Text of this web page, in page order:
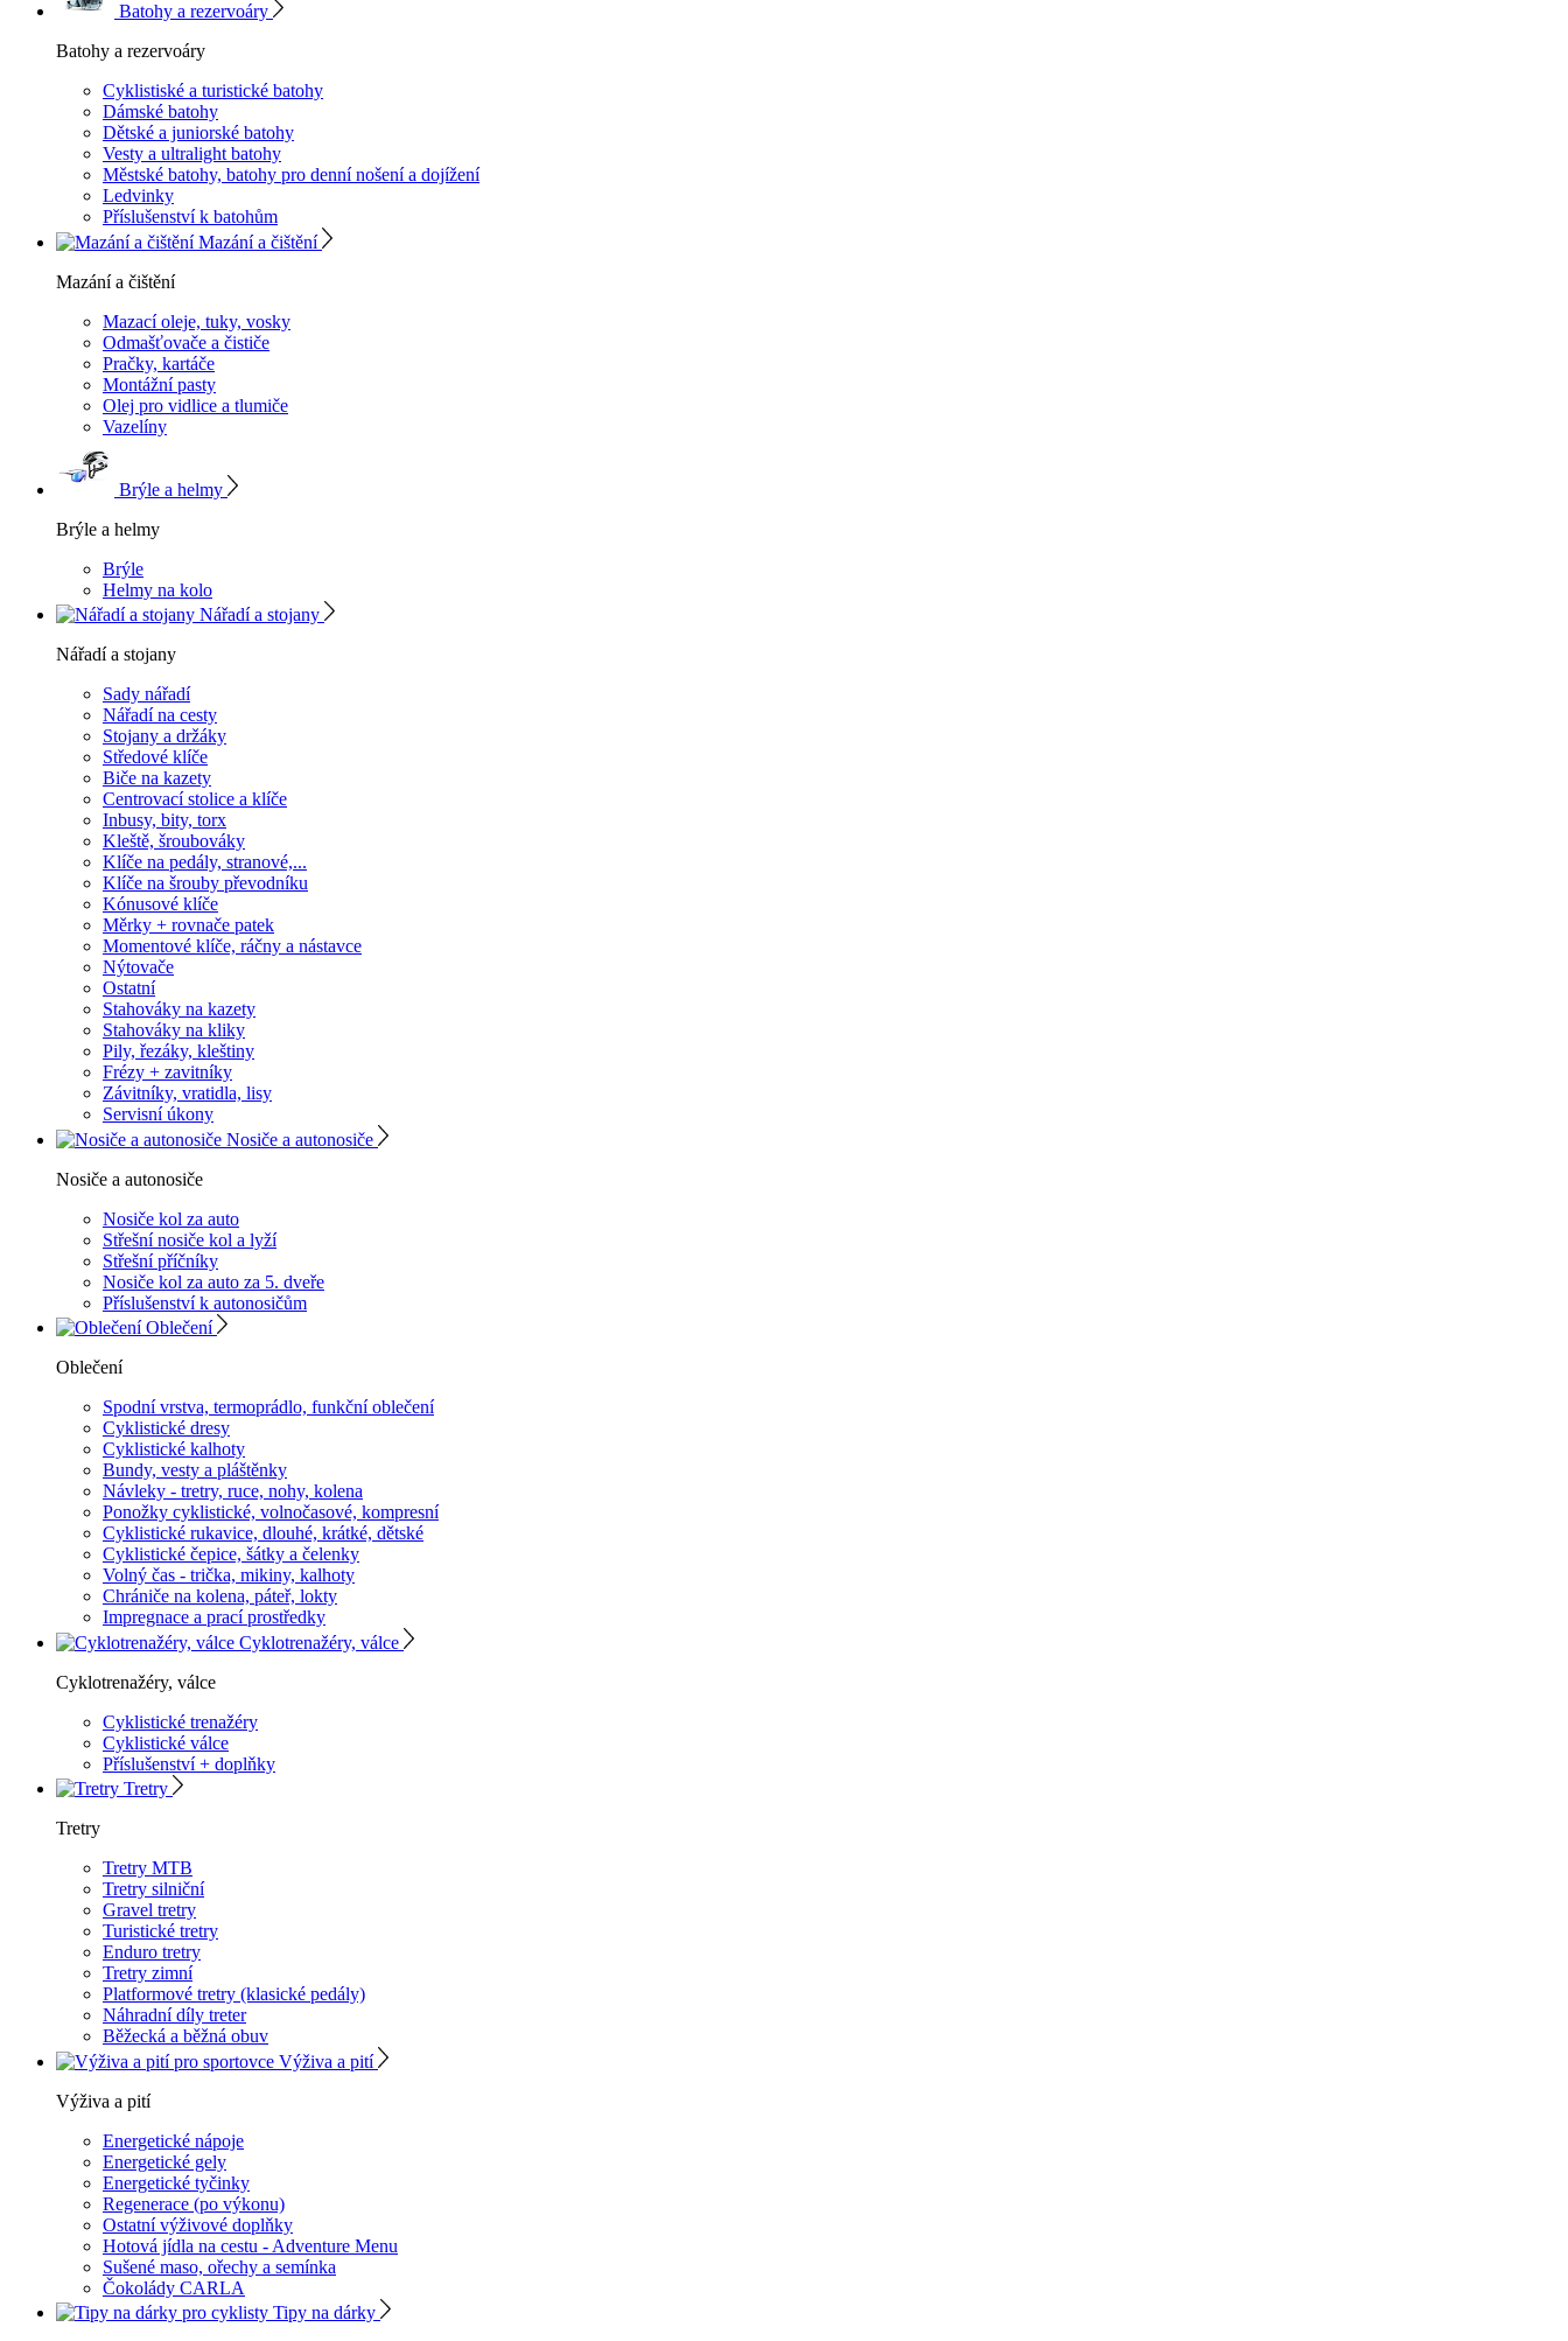
Batohy a rezervoáry
Batohy a rezervoáry
Cyklistiské a turistické batohy
Dámské batohy
Dětské a juniorské batohy
Vesty a ultralight batohy
Městské batohy, batohy pro denní nošení a dojížení
Ledvinky
Příslušenství k batohům
Mazání a čištění
Mazání a čištění
Mazací oleje, tuky, vosky
Odmašťovače a čističe
Pračky, kartáče
Montážní pasty
Olej pro vidlice a tlumiče
Vazelíny
Brýle a helmy
Brýle a helmy
Brýle
Helmy na kolo
Nářadí a stojany
Nářadí a stojany
Sady nářadí
Nářadí na cesty
Stojany a držáky
Středové klíče
Biče na kazety
Centrovací stolice a klíče
Inbusy, bity, torx
Kleště, šroubováky
Klíče na pedály, stranové,...
Klíče na šrouby převodníku
Kónusové klíče
Měrky + rovnače patek
Momentové klíče, ráčny a nástavce
Nýtovače
Ostatní
Stahováky na kazety
Stahováky na kliky
Pily, řezáky, kleštiny
Frézy + zavitníky
Závitníky, vratidla, lisy
Servisní úkony
Nosiče a autonosiče
Nosiče a autonosiče
Nosiče kol za auto
Střešní nosiče kol a lyží
Střešní příčníky
Nosiče kol za auto za 5. dveře
Příslušenství k autonosičům
Oblečení
Oblečení
Spodní vrstva, termoprádlo, funkční oblečení
Cyklistické dresy
Cyklistické kalhoty
Bundy, vesty a pláštěnky
Návleky - tretry, ruce, nohy, kolena
Ponožky cyklistické, volnočasové, kompresní
Cyklistické rukavice, dlouhé, krátké, dětské
Cyklistické čepice, šátky a čelenky
Volný čas - trička, mikiny, kalhoty
Chrániče na kolena, páteř, lokty
Impregnace a prací prostředky
Cyklotrenažéry, válce
Cyklotrenažéry, válce
Cyklistické trenažéry
Cyklistické válce
Příslušenství + doplňky
Tretry
Tretry
Tretry MTB
Tretry silniční
Gravel tretry
Turistické tretry
Enduro tretry
Tretry zimní
Platformové tretry (klasické pedály)
Náhradní díly treter
Běžecká a běžná obuv
Výživa a pití
Výživa a pití
Energetické nápoje
Energetické gely
Energetické tyčinky
Regenerace (po výkonu)
Ostatní výživové doplňky
Hotová jídla na cestu - Adventure Menu
Sušené maso, ořechy a semínka
Čokolády CARLA
Tipy na dárky